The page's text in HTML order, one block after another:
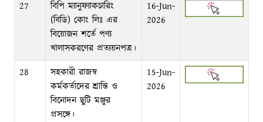
27
বিপি ম্যানুফ্যাকচারিং
(বিডি) কোং লিঃ এর
বিয়োজন শর্তে পণ্য
খালাসকরণের প্রত্যয়নপত্র।
16-Jun-
2026
28
সহকারী রাজস্ব
কর্মকর্তাদের শ্রান্তি ও
বিনোদন ছুটি মঞ্জুর
প্রসঙ্গে।
15-Jun-
2026